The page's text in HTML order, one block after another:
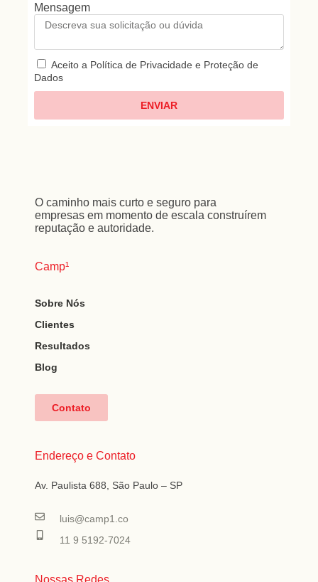
1
Mensagem
Aceito a Política de Privacidade e Proteção de
Dados
ENVIAR
O caminho mais curto e seguro para
empresas em momento de escala construírem
reputação e autoridade.
Camp¹
Sobre Nós
Clientes
Resultados
Blog
Contato
Endereço e Contato
Av. Paulista 688, São Paulo – SP
luis@camp1.co
11 9 5192-7024
Nossas Redes